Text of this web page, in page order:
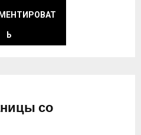
Ь
со